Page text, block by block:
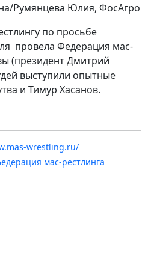
Румянцева Юлия, ФосАгро
по просьбе
провела Федерация мас-
(президент Дмитрий
выступили опытные
и Тимур Хасанов.
wrestling.ru/
мас-рестлинга